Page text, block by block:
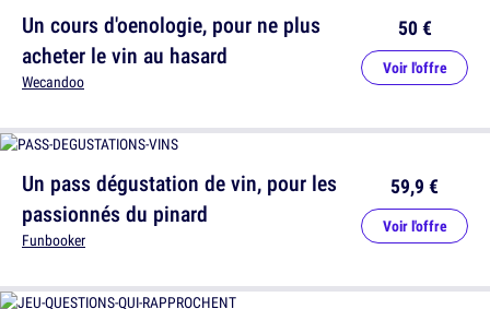
Un cours d'oenologie, pour ne plus
acheter le vin au hasard
Wecandoo
50 €
Voir l'offre
Un pass dégustation de vin, pour les
passionnés du pinard
Funbooker
59,9 €
Voir l'offre